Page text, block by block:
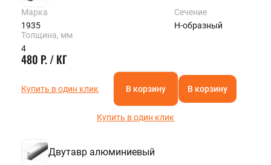
Марка
1935
Сечение
Н-образный
Толщина, мм
4
480 Р. / КГ
Купить в один клик В корзину В корзину
Купить в один клик
Двутавр алюминиевый